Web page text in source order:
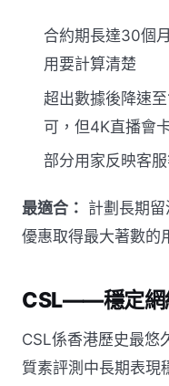
合約期長達30個
用要計算清楚
超出數據後降速
可，但4K直播會
部分用家反映客
最適合： 計劃長期
優惠取得最大著數的
CSL——穩定網
CSL係香港歷史最悠
質素評測中長期表現